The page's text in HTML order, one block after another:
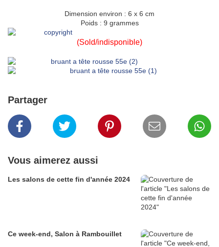
Dimension environ : 6 x 6 cm
Poids : 9 grammes
(Sold/indisponible)
Partager
Vous aimerez aussi
Les salons de cette fin d'année 2024
Ce week-end, Salon à Rambouillet